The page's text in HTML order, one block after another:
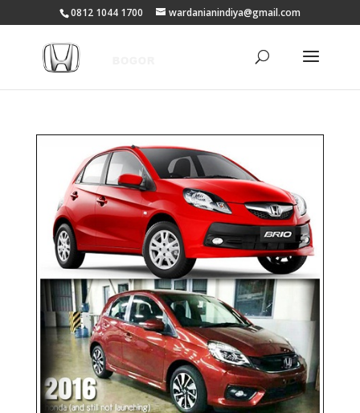
0812 1044 1700 wardanianindiya@gmail.com